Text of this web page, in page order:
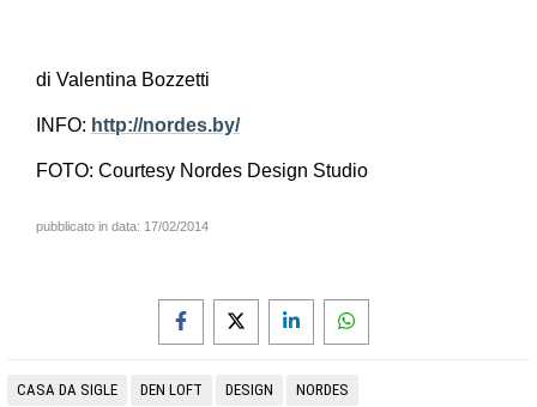
di Valentina Bozzetti
INFO: http://nordes.by/
FOTO: Courtesy Nordes Design Studio
pubblicato in data: 17/02/2014
CASA DA SIGLE DEN LOFT DESIGN NORDES